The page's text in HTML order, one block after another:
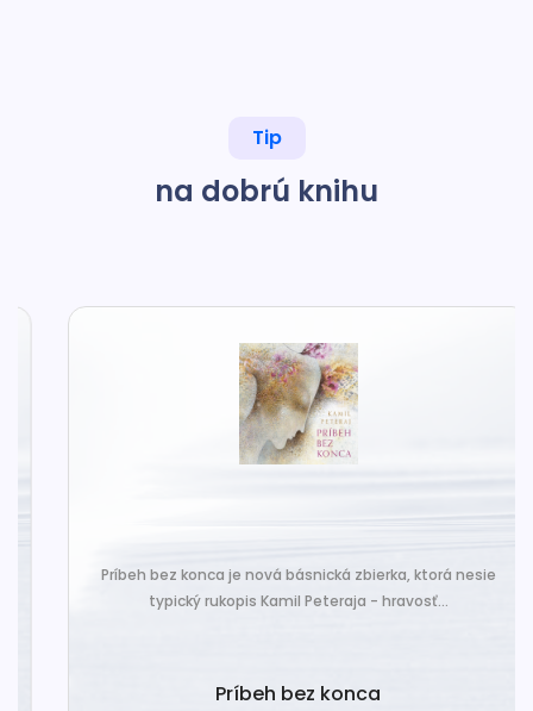
Tip
na dobrú knihu
Príbeh bez konca je nová básnická zbierka, ktorá nesie
typický rukopis Kamil Peteraja - hravosť...
Príbeh bez konca